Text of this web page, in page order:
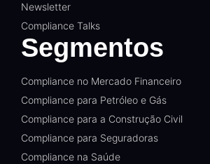
Newsletter
Compliance Talks
Segmentos
Compliance no Mercado Financeiro
Compliance para Petróleo e Gás
Compliance para a Construção Civil
Compliance para Seguradoras
Compliance na Saúde